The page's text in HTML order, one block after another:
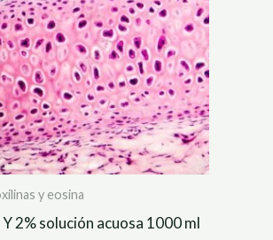
y eosina
Y 2% solución acuosa 1000 ml